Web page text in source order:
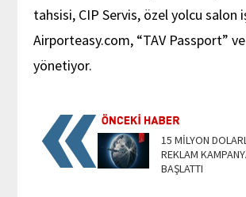
tahsisi, CIP Servis, özel yolcu
Airporteasy.com, “TAV Passport”
yönetiyor.
15 MİLYON
REKLAM
BAŞLATTI